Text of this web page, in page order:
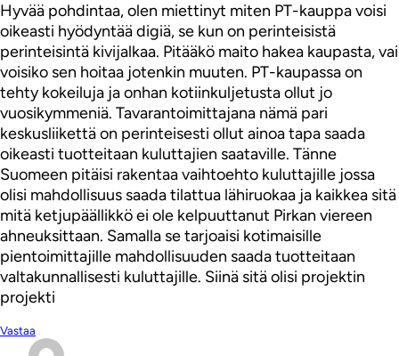
Hyvää pohdintaa, olen miettinyt miten PT-kauppa voisi
oikeasti hyödyntää digiä, se kun on perinteisistä
perinteisintä kivijalkaa. Pitääkö maito hakea kaupasta, vai
voisiko sen hoitaa jotenkin muuten. PT-kaupassa on
tehty kokeiluja ja onhan kotiinkuljetusta ollut jo
vuosikymmeniä. Tavarantoimittajana nämä pari
keskusliikettä on perinteisesti ollut ainoa tapa saada
oikeasti tuotteitaan kuluttajien saataville. Tänne
Suomeen pitäisi rakentaa vaihtoehto kuluttajille jossa
olisi mahdollisuus saada tilattua lähiruokaa ja kaikkea sitä
mitä ketjupäällikkö ei ole kelpuuttanut Pirkan viereen
ahneuksittaan. Samalla se tarjoaisi kotimaisille
pientoimittajille mahdollisuuden saada tuotteitaan
valtakunnallisesti kuluttajille. Siinä sitä olisi projektin
projekti
Vastaa